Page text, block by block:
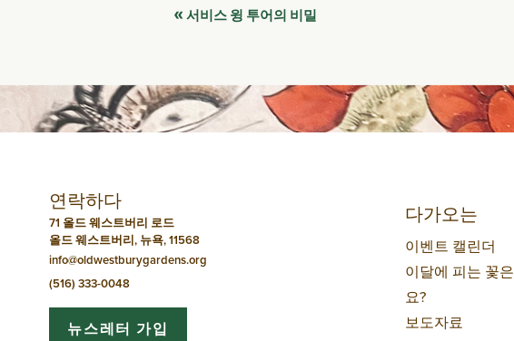
이
트
네
게
이
션
« 서비스 윙 투어의 비밀
연락하다
71 올드 웨스트버리 로드
올드 웨스트버리, 뉴욕, 11568
info@oldwestburygardens.org
(516) 333-0048
뉴스레터 가입
다가오는
이벤트 캘린더
이달에 피는 꽃
요?
보도자료